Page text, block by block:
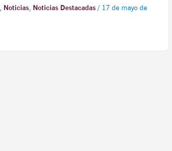
Noticias, Noticias Destacadas/ 17 de mayo de